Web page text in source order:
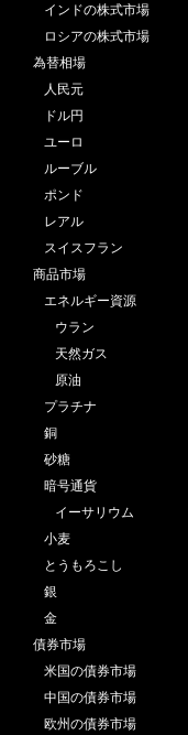
インドの株式市場
ロシアの株式市場
為替相場
人民元
ドル円
ユーロ
ルーブル
ポンド
レアル
スイスフラン
商品市場
エネルギー資源
ウラン
天然ガス
原油
プラチナ
銅
砂糖
暗号通貨
イーサリウム
小麦
とうもろこし
銀
金
債券市場
米国の債券市場
中国の債券市場
欧州の債券市場